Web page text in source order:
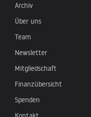
Archiv
Über uns
Team
Newsletter
Mitgliedschaft
Finanzübersicht
Spenden